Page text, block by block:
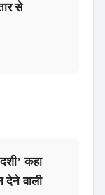
से
कहा
देने वाली